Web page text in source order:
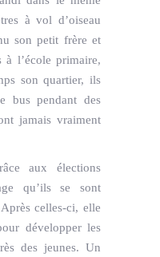
à vol d’oiseau
son petit frère et
à l’école primaire,
son quartier, ils
bus pendant des
jamais vraiment
aux élections
qu’ils se sont
celles-ci, elle
développer les
des jeunes. Un